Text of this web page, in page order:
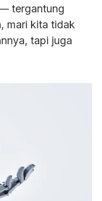
tergantung
mari kita tidak
tapi juga